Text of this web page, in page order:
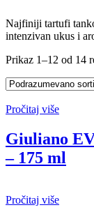
Najfiniji tartufi
intenzivan ukus i
Prikaz 1–12 od 14
Pročitaj više
Giuliano
– 175 ml
Pročitaj više